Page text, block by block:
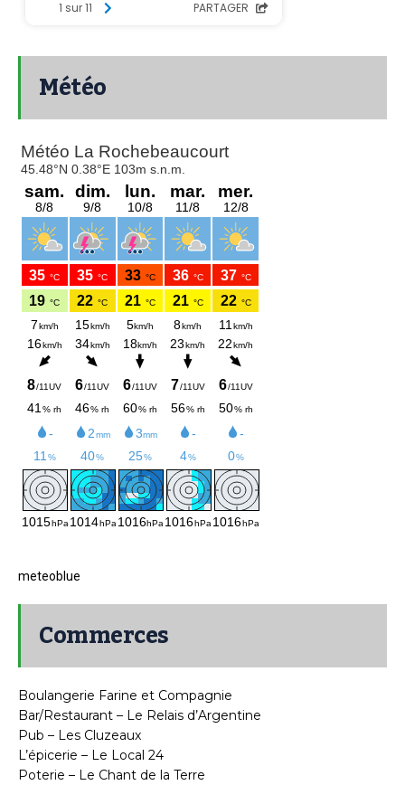
Météo
meteoblue
Commerces
Boulangerie Farine et Compagnie
Bar/Restaurant – Le Relais d’Argentine
Pub – Les Cluzeaux
L’épicerie – Le Local 24
Poterie – Le Chant de la Terre